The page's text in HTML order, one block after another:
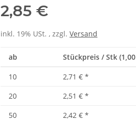
2,85 €
inkl. 19% USt. , zzgl. Versand
ab Stückpreis / Stk
10 2,71 € *
20
2,51 € *
50
2,42 € *